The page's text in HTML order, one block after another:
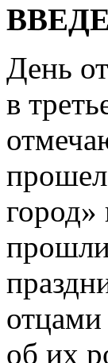
День
в
об их